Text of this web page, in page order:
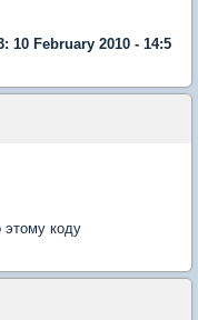
10 February 2010 - 14:5
этому коду